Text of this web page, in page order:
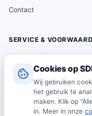
Cookies op
Wij gebruiken
het gebruik te
maken. Klik op
in. Meer in onze
Contact
SERVICE &
Klantenservice
Verzending & levering
Retourneren
Algemene voorwaarden